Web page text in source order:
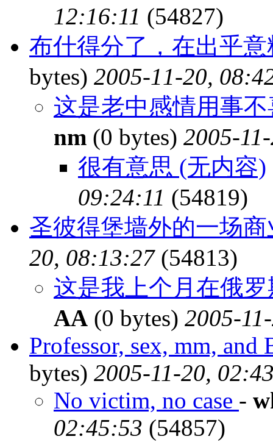
12:16:11 (54827)
布什得分了，在出乎
bytes) 2005-11-20,
这是老中感情用事
nm (0 bytes) 2005-
很有意思 (无内容)
09:24:11 (54819)
圣彼得堡墙外的一场
20, 08:13:27(54813)
这是我上个月在俄
AA (0 bytes) 2005-
Professor, sex, mm,
bytes) 2005-11-20,
No victim, no case -
02:45:53 (54857)